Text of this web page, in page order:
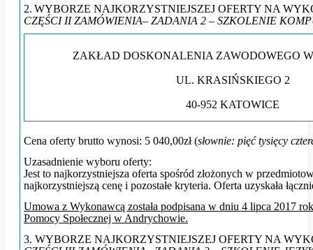
2. WYBORZE NAJKORZYSTNIEJSZEJ OFERTY NA
CZĘŚCI II ZAMÓWIENIA– ZADANIA 2 – SZKOLENIE
ZAKŁAD DOSKONALENIA ZAWODOWEGO
UL. KRASIŃSKIEGO 2
40-952 KATOWICE
Cena oferty brutto wynosi: 5 040,00zł(słownie: pięć tysięcy
Uzasadnienie wyboru oferty:
Jest to najkorzystniejsza oferta spośród złożonych w
najkorzystniejszą cenę i pozostałe kryteria. Oferta uzyskała
Umowa z Wykonawcą została podpisana w dniu 4 lipca 2017
Pomocy Społecznej w Andrychowie.
3. WYBORZE NAJKORZYSTNIEJSZEJ OFERTY NA